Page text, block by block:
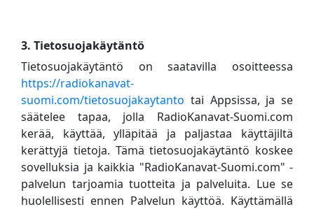
3. Tietosuojakäytäntö
Tietosuojakäytäntö on saatavilla osoitteessa
https://radiokanavat-
suomi.com/tietosuojakaytanto tai Appsissa, ja se
säätelee tapaa, jolla RadioKanavat-Suomi.com
kerää, käyttää, ylläpitää ja paljastaa käyttäjiltä
kerättyjä tietoja. Tämä tietosuojakäytäntö koskee
sovelluksia ja kaikkia "RadioKanavat-Suomi.com" -
palvelun tarjoamia tuotteita ja palveluita. Lue se
huolellisesti ennen Palvelun käyttöä. Käyttämällä